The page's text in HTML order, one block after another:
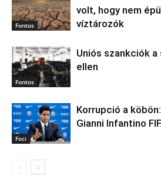
Fontos
volt, hogy nem
víztározók
Fontos
Uniós szankciók
ellen
Foci
Korrupció a
Gianni Infantino